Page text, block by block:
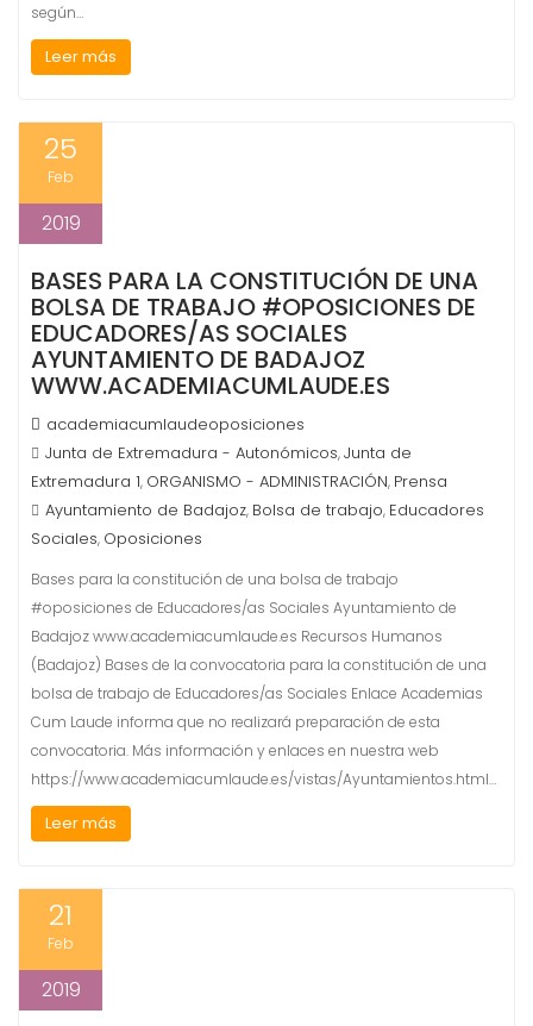
según…
Leer más
25
Feb
2019
BASES PARA LA CONSTITUCIÓN DE UNA
BOLSA DE TRABAJO #OPOSICIONES DE
EDUCADORES/AS SOCIALES
AYUNTAMIENTO DE BADAJOZ
WWW.ACADEMIACUMLAUDE.ES
academiacumlaudeoposiciones
Junta de Extremadura - Autonómicos,Junta de
Extremadura 1, ORGANISMO - ADMINISTRACIÓN, Prensa
Ayuntamiento de Badajoz, Bolsa de trabajo, Educadores
Sociales, Oposiciones
Bases para la constitución de una bolsa de trabajo
#oposiciones de Educadores/as Sociales Ayuntamiento de
Badajoz www.academiacumlaude.es Recursos Humanos
(Badajoz) Bases de la convocatoria para la constitución de una
bolsa de trabajo de Educadores/as Sociales Enlace Academias
Cum Laude informa que no realizará preparación de esta
convocatoria. Más información y enlaces en nuestra web
https://www.academiacumlaude.es/vistas/Ayuntamientos.html…
Leer más
21
Feb
2019